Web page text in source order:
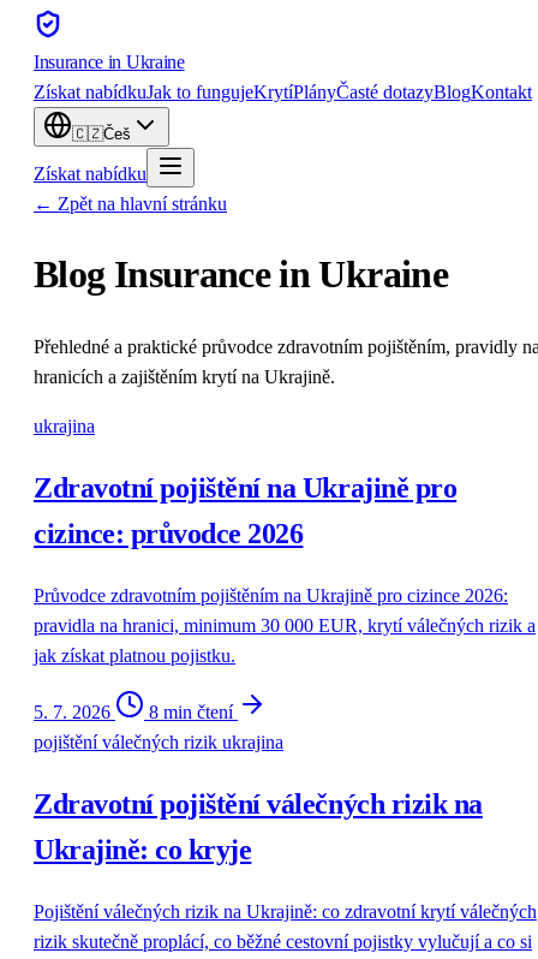
Insurance in Ukraine
Získat nabídkuJak to fungujeKrytíPlányČasté dotazyBlogKontakt
🇨🇿Češ
Získat nabídku
← Zpět na hlavní stránku
Blog Insurance in Ukraine
Přehledné a praktické průvodce zdravotním pojištěním, pravidly
hranicích a zajištěním krytí na Ukrajině.
ukrajina
Zdravotní pojištění na Ukrajině pro
cizince: průvodce 2026
Průvodce zdravotním pojištěním na Ukrajině pro cizince 2026:
pravidla na hranici, minimum 30 000 EUR, krytí válečných rizik a
jak získat platnou pojistku.
5. 7. 2026
8 min čtení
pojištění válečných rizik ukrajina
Zdravotní pojištění válečných rizik na
Ukrajině: co kryje
Pojištění válečných rizik na Ukrajině: co zdravotní krytí válečných
rizik skutečně proplácí, co běžné cestovní pojistky vylučují a co si